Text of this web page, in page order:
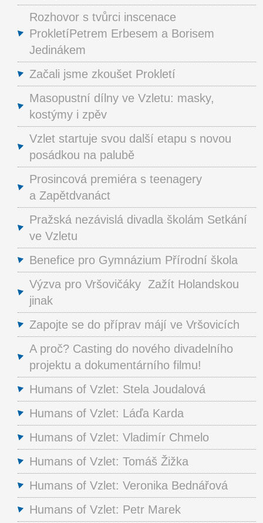
Rozhovor s tvůrci inscenace
ProkletíPetrem Erbesem a Borisem
Jedinákem
Začali jsme zkoušet Prokletí
Masopustní dílny ve Vzletu: masky,
kostýmy i zpěv
Vzlet startuje svou další etapu s novou
posádkou na palubě
Prosincová premiéra s teenagery
a Zapětdvanáct
Pražská nezávislá divadla školám Setkání
ve Vzletu
Benefice pro Gymnázium Přírodní škola
Výzva pro Vršovičáky Zažít Holandskou
jinak
Zapojte se do příprav májí ve Vršovicích
A proč? Casting do nového divadelního
projektu a dokumentárního filmu!
Humans of Vzlet: Stela Joudalová
Humans of Vzlet: Láďa Karda
Humans of Vzlet: Vladimír Chmelo
Humans of Vzlet: Tomáš Žižka
Humans of Vzlet: Veronika Bednářová
Humans of Vzlet: Petr Marek